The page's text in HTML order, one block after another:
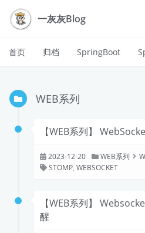
一灰灰Blog
首页 归档 SpringBoot
WEB系列
【WEB系列】
2023-12-20 WEB系列
STOMP, WEBSOCKET
【WEB系列】
醒